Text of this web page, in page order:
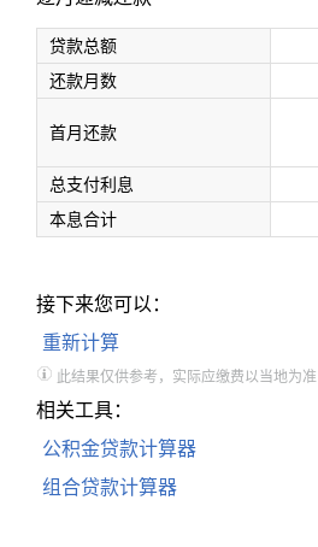
贷款总额
还款月数
首月还款
总支付利息
本息合计
接下来您可以：
重新计算
此结果仅供参考，实际应缴费以当地为准
相关工具：
公积金贷款计算器
组合贷款计算器